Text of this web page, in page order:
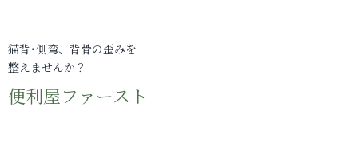
猫背･側弯、背骨の歪みを
整えませんか？
便利屋ファースト